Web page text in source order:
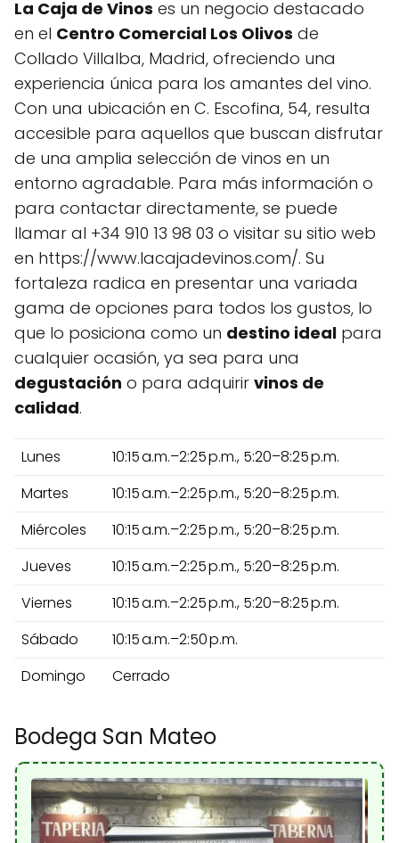
La Caja de Vinos es un negocio destacado
en el Centro Comercial Los Olivos de
Collado Villalba, Madrid, ofreciendo una
experiencia única para los amantes del vino.
Con una ubicación en C. Escofina, 54, resulta
accesible para aquellos que buscan disfrutar
de una amplia selección de vinos en un
entorno agradable. Para más información o
para contactar directamente, se puede
llamar al +34 910 13 98 03 o visitar su sitio web
en https://www.lacajadevinos.com/. Su
fortaleza radica en presentar una variada
gama de opciones para todos los gustos, lo
que lo posiciona como un destino ideal para
cualquier ocasión, ya sea para una
degustación o para adquirir vinos de
calidad.
Lunes
10:15 a.m.–2:25 p.m., 5:20–8:25 p.m.
Martes
10:15 a.m.–2:25 p.m., 5:20–8:25 p.m.
Miércoles
10:15 a.m.–2:25 p.m., 5:20–8:25 p.m.
Jueves
10:15 a.m.–2:25 p.m., 5:20–8:25 p.m.
Viernes
10:15 a.m.–2:25 p.m., 5:20–8:25 p.m.
Sábado
10:15 a.m.–2:50 p.m.
Domingo
Cerrado
Bodega San Mateo